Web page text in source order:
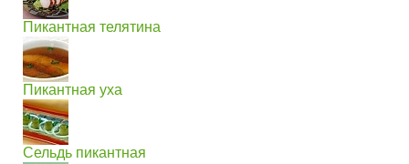
Пикантная телятина
Пикантная уха
Сельдь пикантная